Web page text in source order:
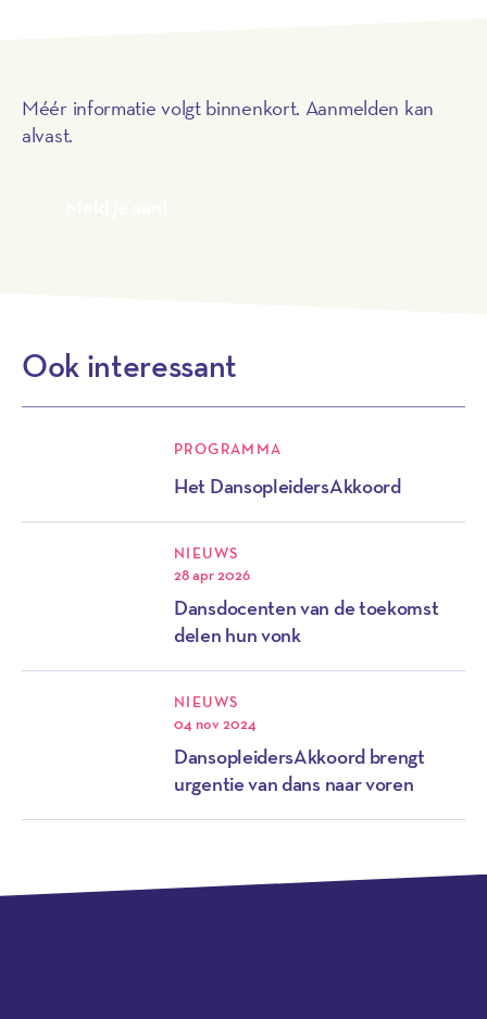
Méér informatie volgt binnenkort. Aanmelden kan
alvast.
Ook interessant
PROGRAMMA
Het DansopleidersAkkoord
NIEUWS
28 apr 2026
Dansdocenten van de toekomst
delen hun vonk
NIEUWS
04 nov 2024
DansopleidersAkkoord brengt
urgentie van dans naar voren